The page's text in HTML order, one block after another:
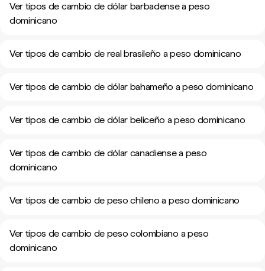
Ver tipos de cambio de dólar barbadense a peso
dominicano
Ver tipos de cambio de real brasileño a peso dominicano
Ver tipos de cambio de dólar bahameño a peso dominicano
Ver tipos de cambio de dólar beliceño a peso dominicano
Ver tipos de cambio de dólar canadiense a peso
dominicano
Ver tipos de cambio de peso chileno a peso dominicano
Ver tipos de cambio de peso colombiano a peso
dominicano